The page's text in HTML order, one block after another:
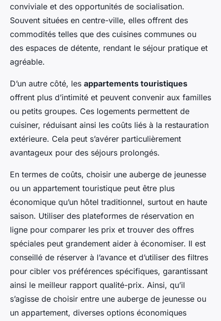
conviviale et des opportunités de socialisation.
Souvent situées en centre-ville, elles offrent des
commodités telles que des cuisines communes ou
des espaces de détente, rendant le séjour pratique et
agréable.
D’un autre côté, les appartements touristiques
offrent plus d’intimité et peuvent convenir aux familles
ou petits groupes. Ces logements permettent de
cuisiner, réduisant ainsi les coûts liés à la restauration
extérieure. Cela peut s’avérer particulièrement
avantageux pour des séjours prolongés.
En termes de coûts, choisir une auberge de jeunesse
ou un appartement touristique peut être plus
économique qu’un hôtel traditionnel, surtout en haute
saison. Utiliser des plateformes de réservation en
ligne pour comparer les prix et trouver des offres
spéciales peut grandement aider à économiser. Il est
conseillé de réserver à l’avance et d’utiliser des filtres
pour cibler vos préférences spécifiques, garantissant
ainsi le meilleur rapport qualité-prix. Ainsi, qu’il
s’agisse de choisir entre une auberge de jeunesse ou
un appartement, diverses options économiques